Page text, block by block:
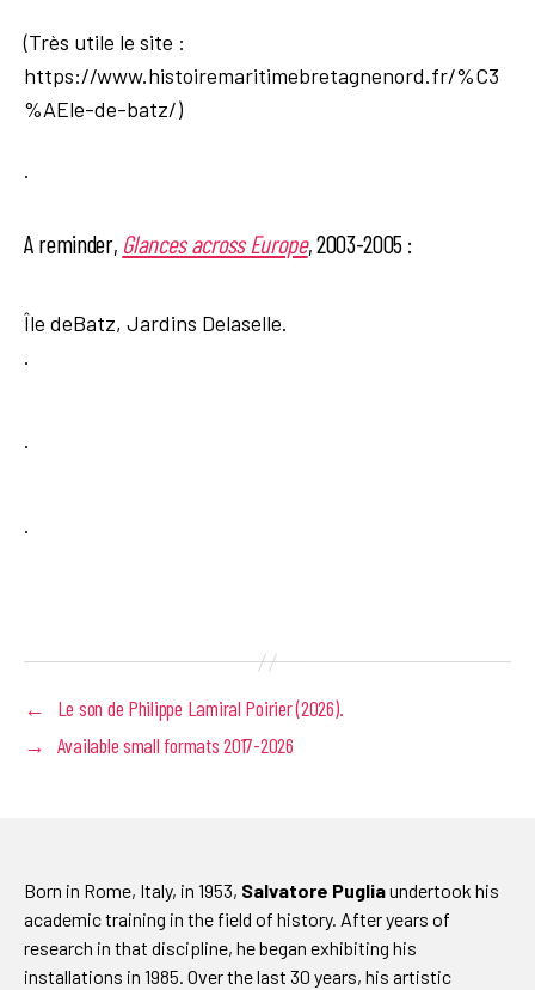
(Très utile le site :
https://www.histoiremaritimebretagnenord.fr/%C3
%AEle-de-batz/)
.
A reminder, Glances across Europe, 2003-2005 :
Île deBatz, Jardins Delaselle.
.
.
.
←
Le son de Philippe Lamiral Poirier (2026).
→ Available small formats 2017-2026
Born in Rome, Italy, in 1953, Salvatore Pugliaundertook his
academic training in the field of history. After years of
research in that discipline, he began exhibiting his
installations in 1985. Over the last 30 years, his artistic